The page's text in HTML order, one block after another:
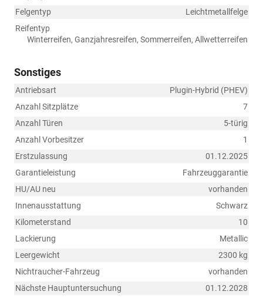
Felgentyp
Leichtmetallfelge
Reifentyp
Winterreifen, Ganzjahresreifen, Sommerreifen, Allwetterreifen
Sonstiges
Antriebsart
Plugin-Hybrid (PHEV)
Anzahl Sitzplätze
7
Anzahl Türen
5-türig
Anzahl Vorbesitzer
1
Erstzulassung
01.12.2025
Garantieleistung
Fahrzeuggarantie
HU/AU neu
vorhanden
Innenausstattung
Schwarz
Kilometerstand
10
Lackierung
Metallic
Leergewicht
2300 kg
Nichtraucher-Fahrzeug
vorhanden
Nächste Hauptuntersuchung
01.12.2028